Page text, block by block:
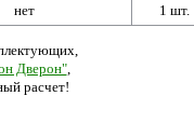
нет 1 шт.
Дверон",
расчет!